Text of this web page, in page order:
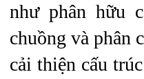
như phân hữu
chuồng và phân
cải thiện cấu